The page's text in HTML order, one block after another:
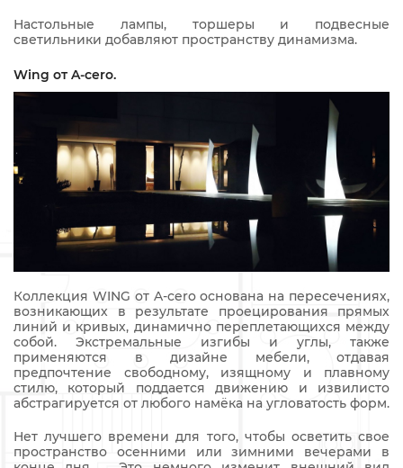
Настольные лампы, торшеры и подвесные
светильники добавляют пространству динамизма.
Wing от A-cero.
Коллекция WING от A-cero основана на пересечениях,
возникающих в результате проецирования прямых
линий и кривых, динамично переплетающихся между
собой. Экстремальные изгибы и углы, также
применяются в дизайне мебели, отдавая
предпочтение свободному, изящному и плавному
стилю, который поддается движению и извилисто
абстрагируется от любого намёка на угловатость форм.
Нет лучшего времени для того, чтобы осветить свое
пространство осенними или зимними вечерами в